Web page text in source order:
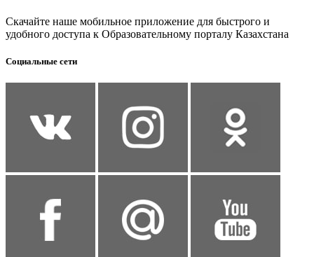
Скачайте наше мобильное приложение для быстрого и
удобного доступа к Образовательному порталу Казахстана
Социальные сети